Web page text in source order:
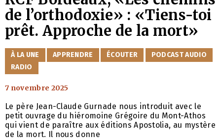
de l’orthodoxie» : «Tiens-toi
prêt. Approche de la mort»
CATÉGORIES
À LA UNE APPRENDRE ÉCOUTER
PODCAST AUDIO
RADIO
7 novembre 2025
Le père Jean-Claude Gurnade nous introduit avec le
petit ouvrage du hiéromoine Grégoire du Mont-Athos
qui vient de paraître aux éditions Apostolia, au mystère
de la mort. Il nous donne